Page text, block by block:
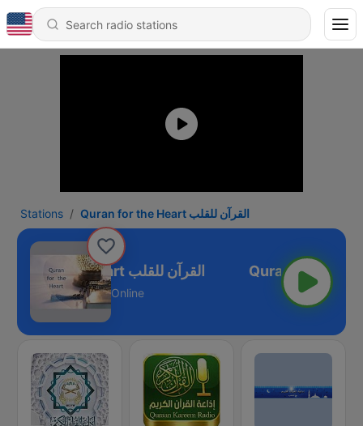
Stations Quran for the Heart القرآن للقلب
Quran for the Heart القرآن للقلب
Online